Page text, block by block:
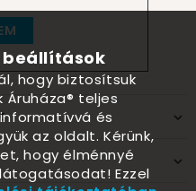
hogy biztosítsuk
Áruháza® teljes
és
az oldalt. Kérünk,
hogy élménnyé
Ezzel